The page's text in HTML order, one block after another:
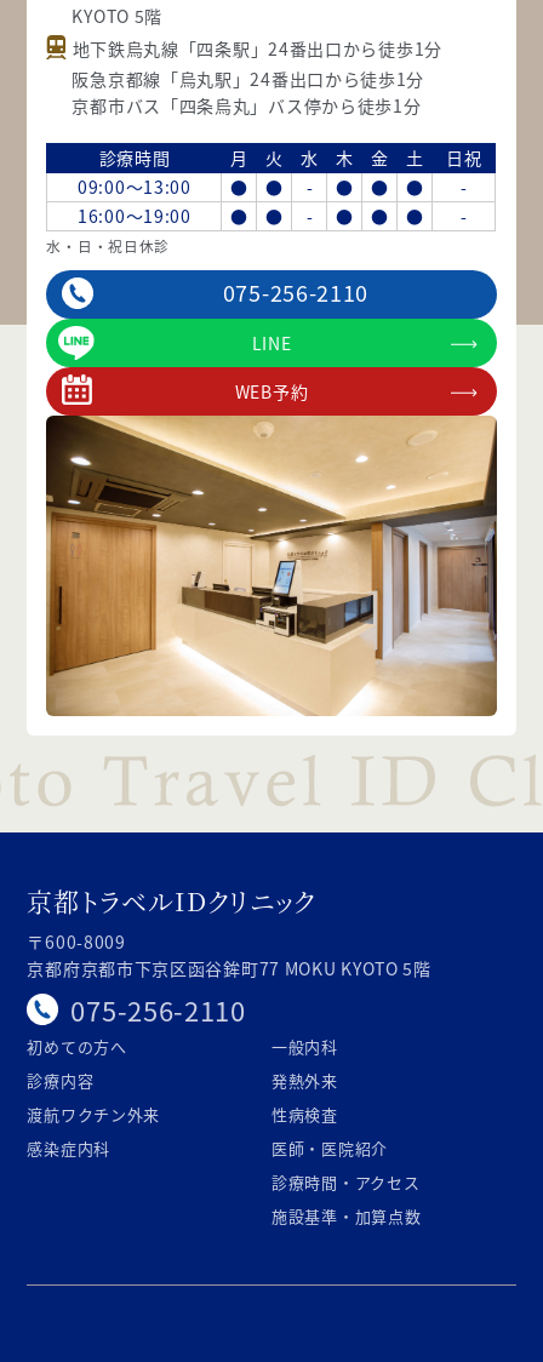
KYOTO 5階
地下鉄烏丸線「四条駅」24番出口から徒歩1分
阪急京都線「烏丸駅」24番出口から徒歩1分
京都市バス「四条烏丸」バス停から徒歩1分
診療時間 月 火 水 木 金 土
日祝
09:00～13:00
● ● - ● ● ●
-
16:00～19:00
● ● - ● ● ● -
水・日・祝日休診
075-256-2110
LINE
WEB予約
京都トラベルIDクリニック
〒600-8009
京都府京都市下京区函谷鉾町77 MOKU KYOTO 5階
075-256-2110
初めての方へ
診療内容
渡航ワクチン外来
感染症内科
一般内科
発熱外来
性病検査
医師・医院紹介
診療時間・アクセス
施設基準・加算点数